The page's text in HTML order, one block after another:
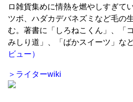
ロ雑貨集めに情熱を燃やしすぎて
ツボ、ハダカデバネズミなど毛の
む。著書に「しろねこくん」、「
みしり道」、「ばかスイーツ」な
ビュー）
＞ライターwiki